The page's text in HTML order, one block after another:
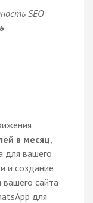
SEO-
в месяц
для вашего
и создание
вашего сайта
для